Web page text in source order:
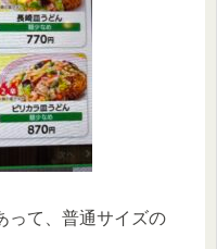
って、普通サイズの